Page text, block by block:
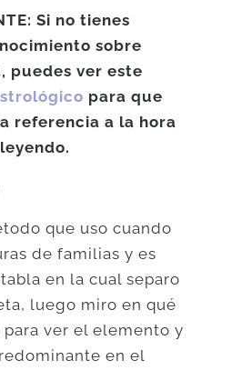
Si no tienes
sobre
puedes ver este
para que
referencia a la hora
que uso cuando
de familias y es
en la cual separo
luego miro en qué
para ver el elemento y
en el